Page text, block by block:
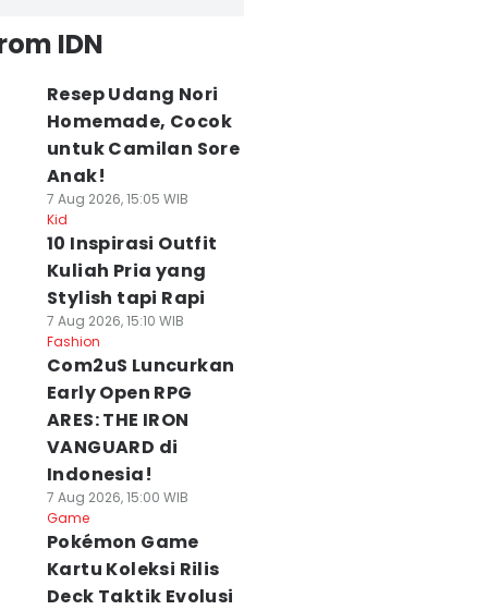
IDN
Resep Udang Nori
Homemade, Cocok
untuk Camilan Sore
Anak!
7 Aug 2026, 15:05 WIB
Kid
10 Inspirasi Outfit
Kuliah Pria yang
Stylish tapi Rapi
7 Aug 2026, 15:10 WIB
Fashion
Com2uS Luncurkan
Early Open RPG
ARES: THE IRON
VANGUARD di
Indonesia!
7 Aug 2026, 15:00 WIB
Game
Pokémon Game
Kartu Koleksi Rilis
Deck Taktik Evolusi